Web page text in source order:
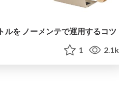
ルを ノーメンテで運用するコツ
1 2.1k